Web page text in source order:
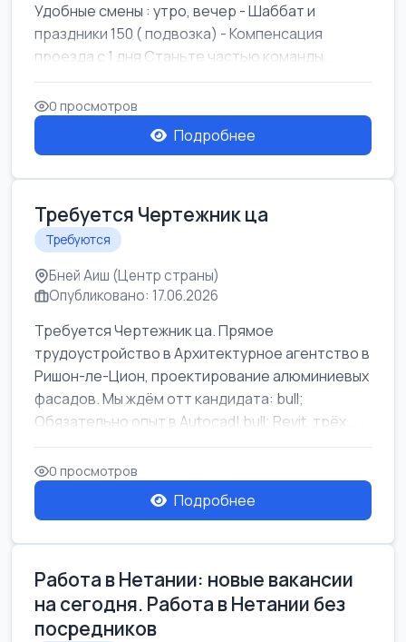
Удобные смены : утро, вечер - Шаббат и
праздники 150 ( подвозка) - Компенсация
проезда с 1 дня Станьте частью команды ...
0 просмотров
Подробнее
Требуется Чертежник ца
Требуются
Бней Аиш (Центр страны)
Опубликовано: 17.06.2026
Требуется Чертежник ца. Прямое
трудоустройство в Архитектурное агентство в
Ришон-ле-Цион, проектирование алюминиевых
фасадов. Мы ждём отт кандидата: bull;
Обязательно опыт в Autocad! bull; Revit, трёх...
0 просмотров
Подробнее
Работа в Нетании: новые вакансии
на сегодня. Работа в Нетании без
посредников